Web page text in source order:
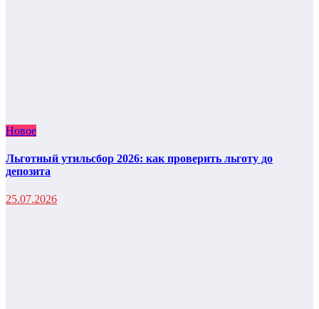
Новое
Льготный утильсбор 2026: как проверить льготу до
депозита
25.07.2026